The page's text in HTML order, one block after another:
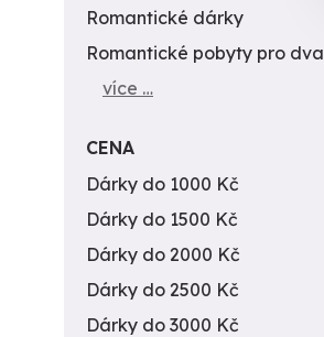
Romantické dárky
Romantické pobyty pro dva
více …
CENA
Dárky do 1000 Kč
Dárky do 1500 Kč
Dárky do 2000 Kč
Dárky do 2500 Kč
Dárky do 3000 Kč